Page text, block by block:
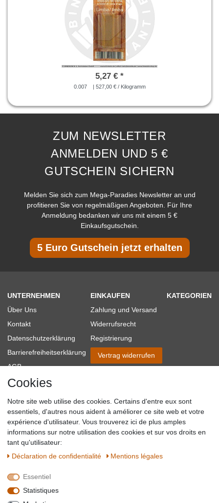
5,27 € *
0.007 | 527,00 € / Kilogramm
ZUM NEWSLETTER
ANMELDEN UND 5 €
GUTSCHEIN SICHERN
Melden Sie sich zum Mega-Paradies Newsletter an und
profitieren Sie von regelmäßigen Angeboten. Für Ihre
Anmeldung bedanken wir uns mit einem 5 €
Einkaufsgutschein.
5 Euro Gutschein jetzt erhalten
UNTERNEHMEN
Über Uns
Kontakt
Datenschutzerklärung
Barrierefreiheitserklärung
AGB
Impressum
Blog
EINKAUFEN
Zahlung und Versand
Widerrufsrecht
Registrierung
Vertrag widerrufen
KATEGORIEN
SICHER EINKAUFEN
QUALITÄT
WIR AKZEPTIEREN
Cookies
Notre site web utilise des cookies. Certains d'entre eux sont
essentiels, d'autres nous aident à améliorer ce site web et votre
expérience d'utilisateur. Vous trouverez ici de plus amples
informations sur notre utilisation des cookies et sur vos droits en
tant qu'utilisateur:
Déclaration de confidentialité
Mentions légales
Essentiel
Statistiques